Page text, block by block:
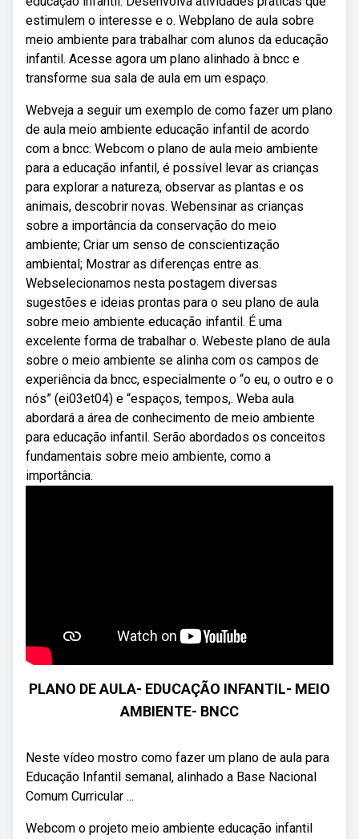
estimulem o interesse e o. Webplano de aula sobre
meio ambiente para trabalhar com alunos da educação
infantil. Acesse agora um plano alinhado à bncc e
transforme sua sala de aula em um espaço.
Webveja a seguir um exemplo de como fazer um plano
de aula meio ambiente educação infantil de acordo
com a bncc: Webcom o plano de aula meio ambiente
para a educação infantil, é possível levar as crianças
para explorar a natureza, observar as plantas e os
animais, descobrir novas. Webensinar as crianças
sobre a importância da conservação do meio
ambiente; Criar um senso de conscientização
ambiental; Mostrar as diferenças entre as.
Webselecionamos nesta postagem diversas
sugestões e ideias prontas para o seu plano de aula
sobre meio ambiente educação infantil. É uma
excelente forma de trabalhar o. Webeste plano de aula
sobre o meio ambiente se alinha com os campos de
experiência da bncc, especialmente o “o eu, o outro e o
nós” (ei03et04) e “espaços, tempos,. Weba aula
abordará a área de conhecimento de meio ambiente
para educação infantil. Serão abordados os conceitos
fundamentais sobre meio ambiente, como a
importância.
PLANO DE AULA- EDUCAÇÃO INFANTIL- MEIO
AMBIENTE- BNCC
Neste vídeo mostro como fazer um plano de aula para
Educação Infantil semanal, alinhado a Base Nacional
Comum Curricular ...
Webcom o projeto meio ambiente educação infantil